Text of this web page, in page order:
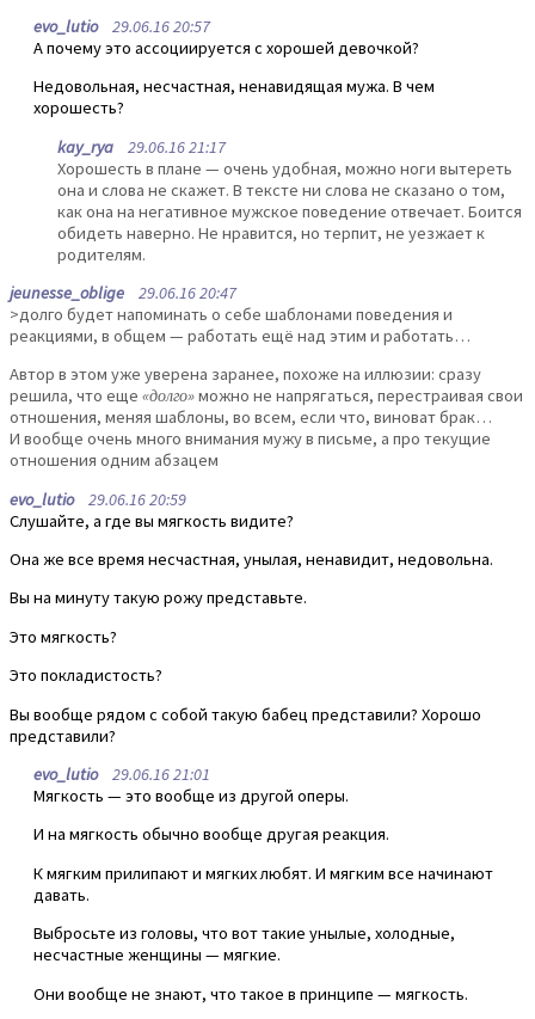
evo_lutio29.06.16 20:57
А почему это ассоциируется с хорошей девочкой?
Недовольная, несчастная, ненавидящая мужа. В чем
хорошесть?
kay_rya 29.06.16 21:17
Хорошесть в плане — очень удобная, можно ноги вытереть
она и слова не скажет. В тексте ни слова не сказано о том,
как она на негативное мужское поведение отвечает. Боится
обидеть наверно. Не нравится, но терпит, не уезжает к
родителям.
jeunesse_oblige 29.06.16 20:47
>долго будет напоминать о себе шаблонами поведения и
реакциями, в общем — работать ещё над этим и работать…
Автор в этом уже уверена заранее, похоже на иллюзии: сразу
решила, что еще «долго»можно не напрягаться, перестраивая свои
отношения, меняя шаблоны, во всем, если что, виноват брак…
И вообще очень много внимания мужу в письме, а про текущие
отношения одним абзацем
evo_lutio29.06.16 20:59
Слушайте, а где вы мягкость видите?
Она же все время несчастная, унылая, ненавидит, недовольна.
Вы на минуту такую рожу представьте.
Это мягкость?
Это покладистость?
Вы вообще рядом с собой такую бабец представили? Хорошо
представили?
evo_lutio29.06.16 21:01
Мягкость — это вообще из другой оперы.
И на мягкость обычно вообще другая реакция.
К мягким прилипают и мягких любят. И мягким все начинают
давать.
Выбросьте из головы, что вот такие унылые, холодные,
несчастные женщины — мягкие.
Они вообще не знают, что такое в принципе — мягкость.